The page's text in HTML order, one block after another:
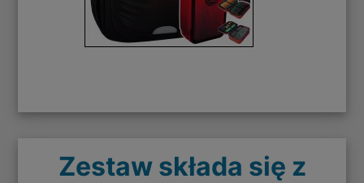
Zestaw składa się z